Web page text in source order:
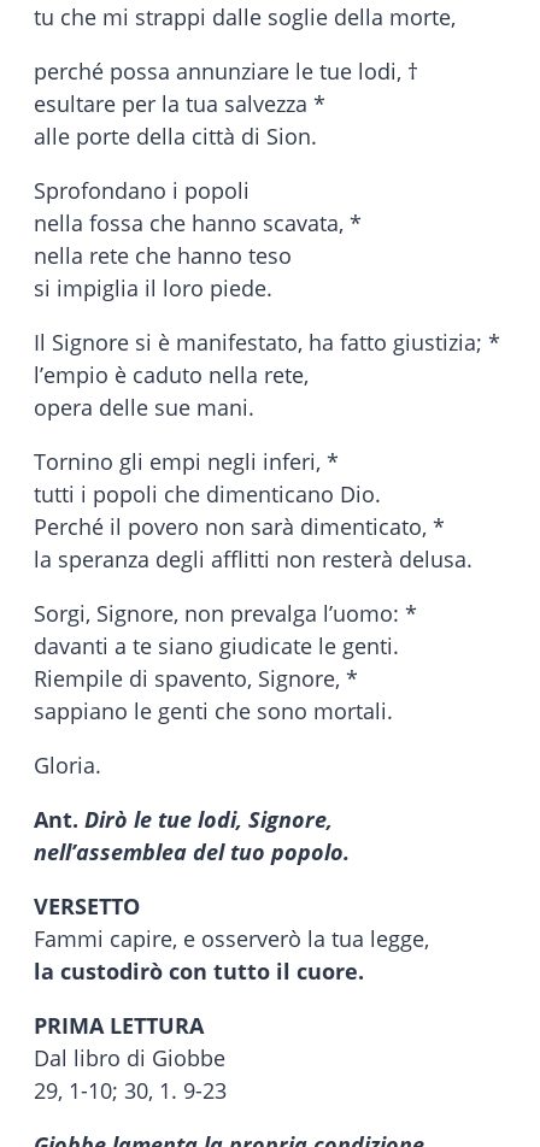
tu che mi strappi dalle soglie della morte,
perché possa annunziare le tue lodi, †
esultare per la tua salvezza *
alle porte della città di Sion.
Sprofondano i popoli
nella fossa che hanno scavata, *
nella rete che hanno teso
si impiglia il loro piede.
Il Signore si è manifestato, ha fatto giustizia; *
l’empio è caduto nella rete,
opera delle sue mani.
Tornino gli empi negli inferi, *
tutti i popoli che dimenticano Dio.
Perché il povero non sarà dimenticato, *
la speranza degli afflitti non resterà delusa.
Sorgi, Signore, non prevalga l’uomo: *
davanti a te siano giudicate le genti.
Riempile di spavento, Signore, *
sappiano le genti che sono mortali.
Gloria.
Ant. Dirò le tue lodi, Signore,
nell’assemblea del tuo popolo.
VERSETTO
Fammi capire, e osserverò la tua legge,
la custodirò con tutto il cuore.
PRIMA LETTURA
Dal libro di Giobbe
29, 1-10; 30, 1. 9-23